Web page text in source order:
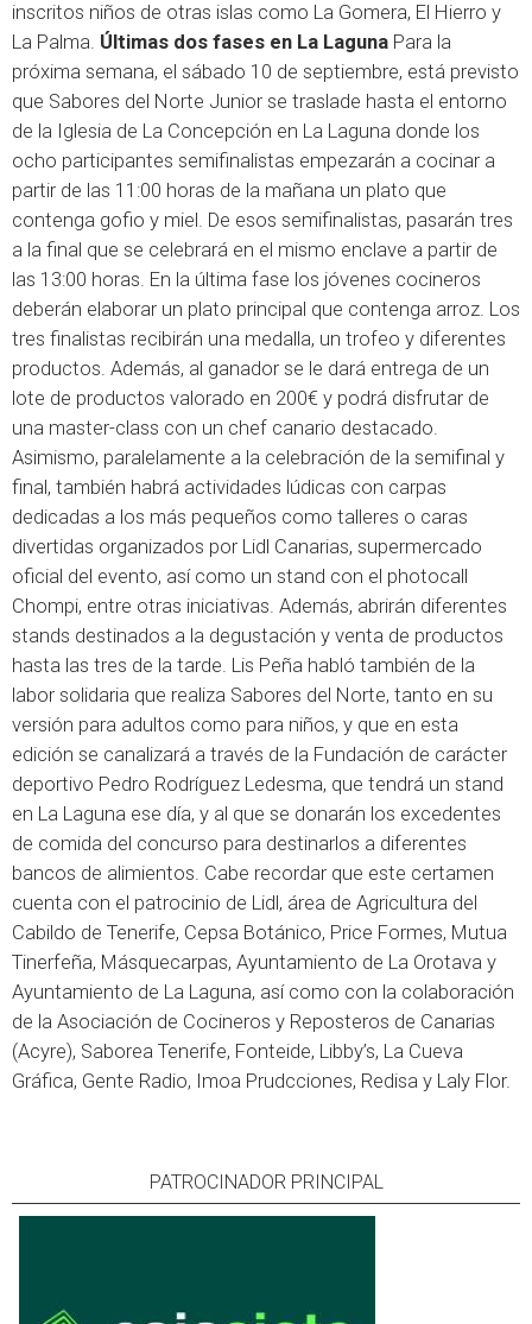
inscritos niños de otras islas como La Gomera, El Hierro y
La Palma. Últimas dos fases en La Laguna Para la
próxima semana, el sábado 10 de septiembre, está previsto
que Sabores del Norte Junior se traslade hasta el entorno
de la Iglesia de La Concepción en La Laguna donde los
ocho participantes semifinalistas empezarán a cocinar a
partir de las 11:00 horas de la mañana un plato que
contenga gofio y miel. De esos semifinalistas, pasarán tres
a la final que se celebrará en el mismo enclave a partir de
las 13:00 horas. En la última fase los jóvenes cocineros
deberán elaborar un plato principal que contenga arroz. Los
tres finalistas recibirán una medalla, un trofeo y diferentes
productos. Además, al ganador se le dará entrega de un
lote de productos valorado en 200€ y podrá disfrutar de
una master-class con un chef canario destacado.
Asimismo, paralelamente a la celebración de la semifinal y
final, también habrá actividades lúdicas con carpas
dedicadas a los más pequeños como talleres o caras
divertidas organizados por Lidl Canarias, supermercado
oficial del evento, así como un stand con el photocall
Chompi, entre otras iniciativas. Además, abrirán diferentes
stands destinados a la degustación y venta de productos
hasta las tres de la tarde. Lis Peña habló también de la
labor solidaria que realiza Sabores del Norte, tanto en su
versión para adultos como para niños, y que en esta
edición se canalizará a través de la Fundación de carácter
deportivo Pedro Rodríguez Ledesma, que tendrá un stand
en La Laguna ese día, y al que se donarán los excedentes
de comida del concurso para destinarlos a diferentes
bancos de alimientos. Cabe recordar que este certamen
cuenta con el patrocinio de Lidl, área de Agricultura del
Cabildo de Tenerife, Cepsa Botánico, Price Formes, Mutua
Tinerfeña, Másquecarpas, Ayuntamiento de La Orotava y
Ayuntamiento de La Laguna, así como con la colaboración
de la Asociación de Cocineros y Reposteros de Canarias
(Acyre), Saborea Tenerife, Fonteide, Libby’s, La Cueva
Gráfica, Gente Radio, Imoa Prudcciones, Redisa y Laly Flor.
PATROCINADOR PRINCIPAL